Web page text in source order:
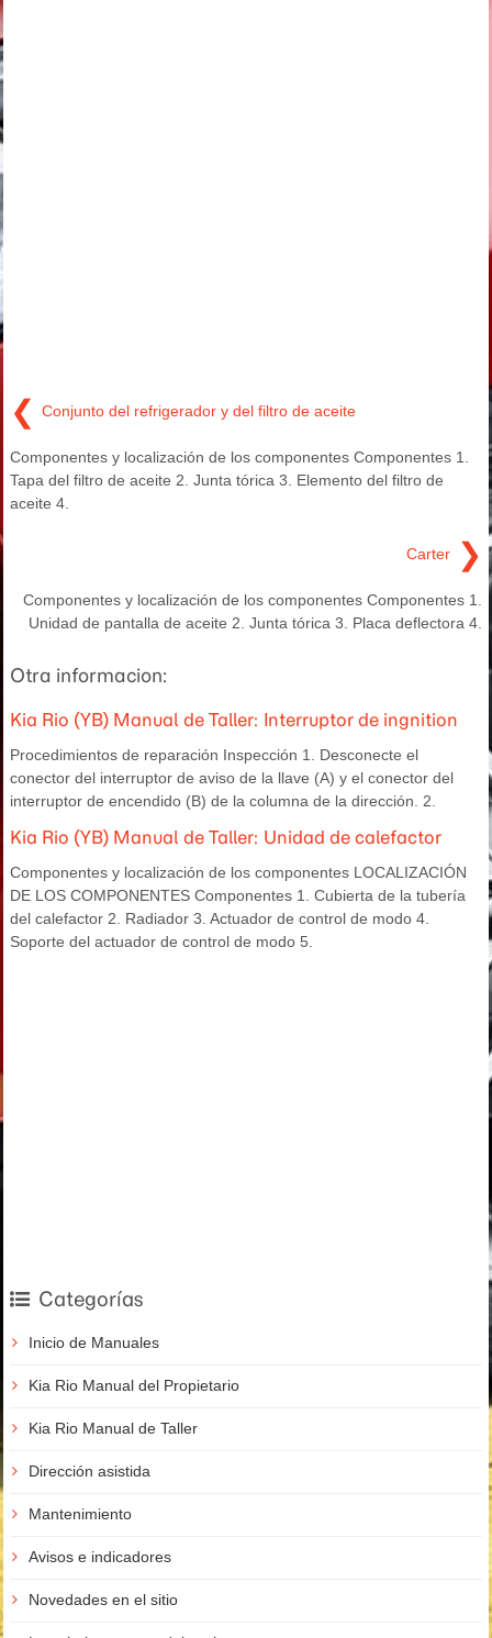
❮ Conjunto del refrigerador y del filtro de aceite
Componentes y localización de los componentes Componentes 1.
Tapa del filtro de aceite 2. Junta tórica 3. Elemento del filtro de
aceite 4.
Carter ❯
Componentes y localización de los componentes Componentes 1.
Unidad de pantalla de aceite 2. Junta tórica 3. Placa deflectora 4.
Otra informacion:
Kia Rio (YB) Manual de Taller: Interruptor de ingnition
Procedimientos de reparación Inspección 1. Desconecte el
conector del interruptor de aviso de la llave (A) y el conector del
interruptor de encendido (B) de la columna de la dirección. 2.
Kia Rio (YB) Manual de Taller: Unidad de calefactor
Componentes y localización de los componentes LOCALIZACIÓN
DE LOS COMPONENTES Componentes 1. Cubierta de la tubería
del calefactor 2. Radiador 3. Actuador de control de modo 4.
Soporte del actuador de control de modo 5.
Categorías
Inicio de Manuales
Kia Rio Manual del Propietario
Kia Rio Manual de Taller
Dirección asistida
Mantenimiento
Avisos e indicadores
Novedades en el sitio